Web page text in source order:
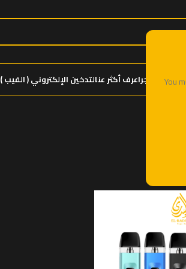
You المتجراعرف أكثر عنالتدخين الإلكتروني ( الفيب )